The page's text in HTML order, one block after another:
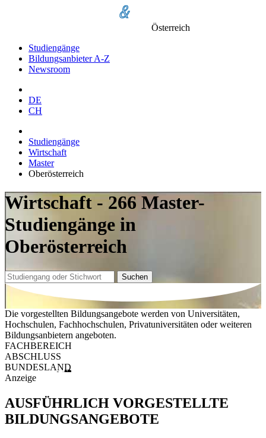
Österreich
Studiengänge
Bildungsanbieter A-Z
Newsroom
DE
CH
Studiengänge
Wirtschaft
Master
Oberösterreich
Wirtschaft - 266 Master-
Studiengänge in
Oberösterreich
Suchen
Die vorgestellten Bildungsangebote werden von Universitäten,
Hochschulen, Fachhochschulen, Privatuniversitäten oder weiteren
Bildungsanbietern angeboten.
FACHBEREICH
ABSCHLUSS
BUNDESLAND
Anzeige
AUSFÜHRLICH VORGESTELLTE
BILDUNGSANGEBOTE